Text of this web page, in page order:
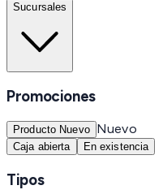
Sucursales
Promociones
Producto Nuevo Nuevo
Caja abierta En existencia
Tipos